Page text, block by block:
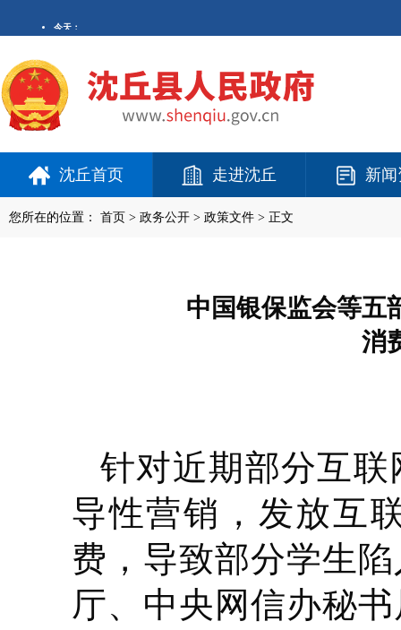
沈丘首页 走进沈丘 新
您所在的位置： 首页 > 政务公开 > 政策文件 > 正文
中国银保监会等五
消
针对近期部分互
导性营销，发放互
费，导致部分学生
厅、中央网信办秘